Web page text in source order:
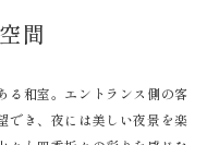
間
る和室。エントランス側の客
でき、夜には美しい夜景を楽